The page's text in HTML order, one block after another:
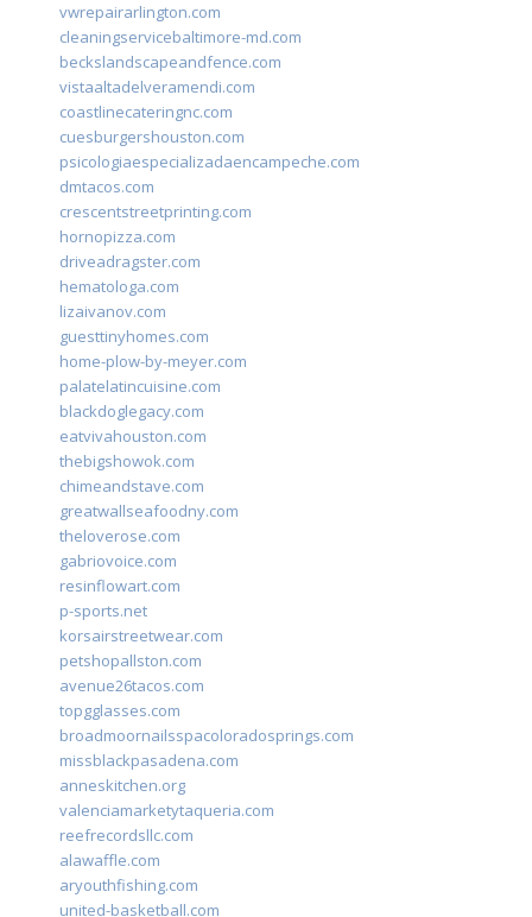
vwrepairarlington.com
cleaningservicebaltimore-md.com
beckslandscapeandfence.com
vistaaltadelveramendi.com
coastlinecateringnc.com
cuesburgershouston.com
psicologiaespecializadaencampeche.com
dmtacos.com
crescentstreetprinting.com
hornopizza.com
driveadragster.com
hematologa.com
lizaivanov.com
guesttinyhomes.com
home-plow-by-meyer.com
palatelatincuisine.com
blackdoglegacy.com
eatvivahouston.com
thebigshowok.com
chimeandstave.com
greatwallseafoodny.com
theloverose.com
gabriovoice.com
resinflowart.com
p-sports.net
korsairstreetwear.com
petshopallston.com
avenue26tacos.com
topgglasses.com
broadmoornailsspacoloradosprings.com
missblackpasadena.com
anneskitchen.org
valenciamarketytaqueria.com
reefrecordsllc.com
alawaffle.com
aryouthfishing.com
united-basketball.com